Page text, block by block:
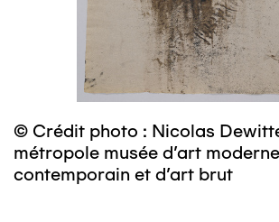
© Crédit photo : Nicolas
métropole musée d’art
contemporain et d’art brut